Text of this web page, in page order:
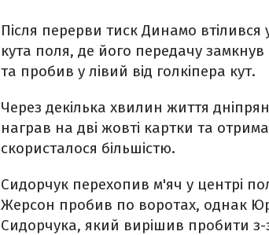
Після перерви тиск Динамо
кута поля, де його передачу
та пробив у лівий від голкіпера кут.
Через декілька хвилин життя
награв на дві жовті картки та
скористалося більшістю.
Сидорчук перехопив м'яч у центрі
Жерсон пробив по воротах, однак
Сидорчука, який вирішив пробити